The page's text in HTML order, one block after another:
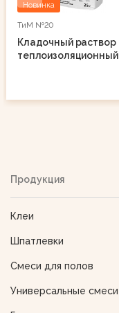
Новинка
ТиМ №20
Кладочный раствор
теплоизоляционный
Продукция
Клеи
Шпатлевки
Смеси для полов
Универсальные смеси